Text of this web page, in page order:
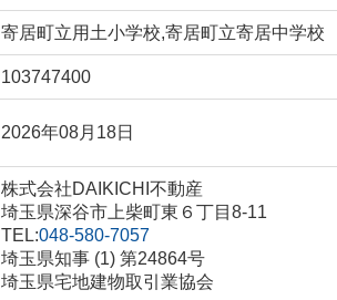
寄居町立用土小学校,寄居町立寄居中学校
103747400
2026年08月18日
株式会社DAIKICHI不動産
埼玉県深谷市上柴町東６丁目8-11
TEL:048-580-7057
埼玉県知事 (1) 第24864号
埼玉県宅地建物取引業協会